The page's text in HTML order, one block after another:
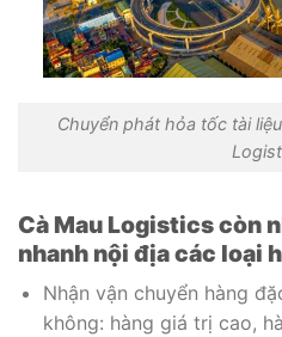
Chuyển phát hỏa tốc tài
Cà Mau Logistics còn
nhanh nội địa các loại
Nhận vận chuyển hàng
không: hàng giá trị cao,